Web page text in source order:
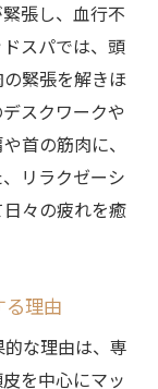
張し、血行不
スパでは、頭
緊張を解きほ
スクワークや
首の筋肉に、
リラクゼーシ
々の疲れを癒
理由
な理由は、専
を中心にマッ